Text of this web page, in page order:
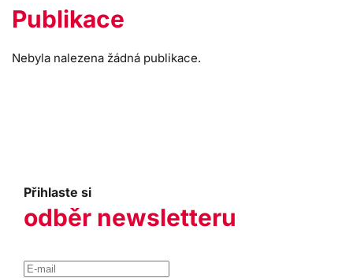
Publikace
Nebyla nalezena žádná publikace.
Přihlaste si
odběr newsletteru